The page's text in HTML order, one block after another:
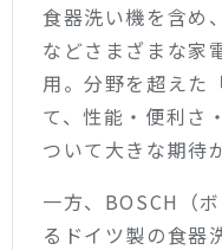
食器洗い機を含め
などさまざまな家
用。分野を超えた
て、性能・便利さ
ついて大きな期待
一方、BOSCH（
るドイツ製の食器